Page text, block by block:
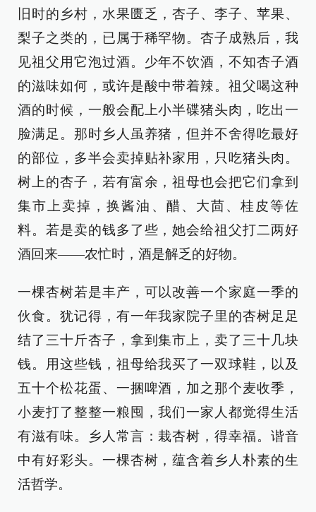
旧时的乡村，水果匮乏，杏子、李子、苹果、
梨子之类的，已属于稀罕物。杏子成熟后，我
见祖父用它泡过酒。少年不饮酒，不知杏子酒
的滋味如何，或许是酸中带着辣。祖父喝这种
酒的时候，一般会配上小半碟猪头肉，吃出一
脸满足。那时乡人虽养猪，但并不舍得吃最好
的部位，多半会卖掉贴补家用，只吃猪头肉。
树上的杏子，若有富余，祖母也会把它们拿到
集市上卖掉，换酱油、醋、大茴、桂皮等佐
料。若是卖的钱多了些，她会给祖父打二两好
酒回来——农忙时，酒是解乏的好物。
一棵杏树若是丰产，可以改善一个家庭一季的
伙食。犹记得，有一年我家院子里的杏树足足
结了三十斤杏子，拿到集市上，卖了三十几块
钱。用这些钱，祖母给我买了一双球鞋，以及
五十个松花蛋、一捆啤酒，加之那个麦收季，
小麦打了整整一粮囤，我们一家人都觉得生活
有滋有味。乡人常言：栽杏树，得幸福。谐音
中有好彩头。一棵杏树，蕴含着乡人朴素的生
活哲学。